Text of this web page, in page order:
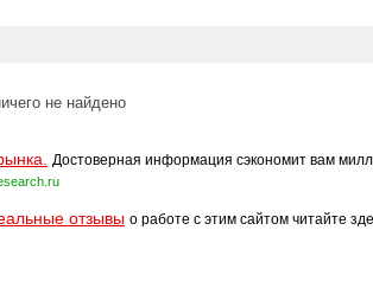
не найдено
Достоверная информация сэкономит вам
отзывы о работе с этим сайтом читайте